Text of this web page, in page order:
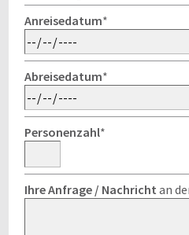
Anreisedatum*
Abreisedatum*
Personenzahl*
Ihre Anfrage / Nachricht an